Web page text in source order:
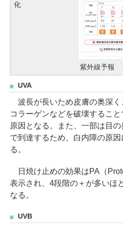
化
紫外線予報
UVA
波長が長いため皮膚の奥深く
コラーゲンなどを破壊するこ
原因となる。また、一部は目
で到達するため、白内障の原
る。
日焼け止めの効果はPA（
表示され、4段階の＋が多いほ
なる。
UVB